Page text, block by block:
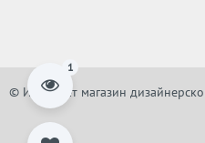
© Интернет магазин
1